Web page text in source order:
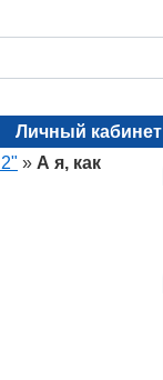
Личный кабинет
» А я, как